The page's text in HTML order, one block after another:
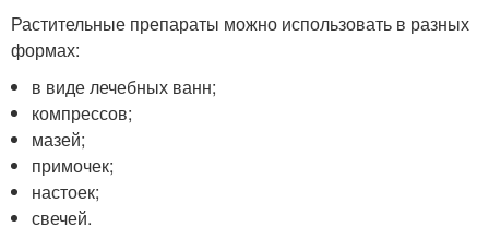
Растительные препараты можно использовать в разных
формах:
в виде лечебных ванн;
компрессов;
мазей;
примочек;
настоек;
свечей.